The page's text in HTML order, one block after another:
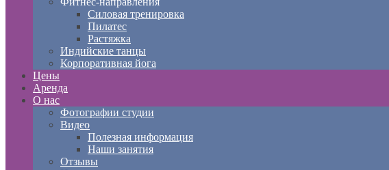
Силовая тренировка
Пилатес
Растяжка
Индийские танцы
Корпоративная йога
Цены
Аренда
О нас
Фотографии студии
Видео
Полезная информация
Наши занятия
Отзывы